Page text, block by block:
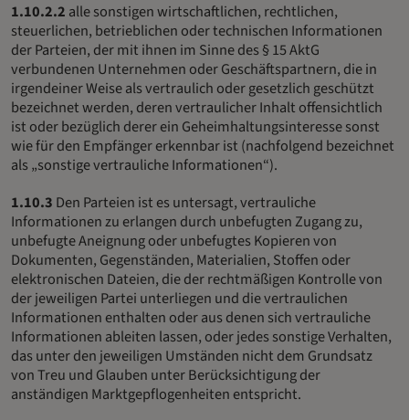
1.10.2.2 alle sonstigen wirtschaftlichen, rechtlichen,
steuerlichen, betrieblichen oder technischen Informationen
der Parteien, der mit ihnen im Sinne des § 15 AktG
verbundenen Unternehmen oder Geschäftspartnern, die in
irgendeiner Weise als vertraulich oder gesetzlich geschützt
bezeichnet werden, deren vertraulicher Inhalt offensichtlich
ist oder bezüglich derer ein Geheimhaltungsinteresse sonst
wie für den Empfänger erkennbar ist (nachfolgend bezeichnet
als „sonstige vertrauliche Informationen“).
1.10.3 Den Parteien ist es untersagt, vertrauliche
Informationen zu erlangen durch unbefugten Zugang zu,
unbefugte Aneignung oder unbefugtes Kopieren von
Dokumenten, Gegenständen, Materialien, Stoffen oder
elektronischen Dateien, die der rechtmäßigen Kontrolle von
der jeweiligen Partei unterliegen und die vertraulichen
Informationen enthalten oder aus denen sich vertrauliche
Informationen ableiten lassen, oder jedes sonstige Verhalten,
das unter den jeweiligen Umständen nicht dem Grundsatz
von Treu und Glauben unter Berücksichtigung der
anständigen Marktgepflogenheiten entspricht.